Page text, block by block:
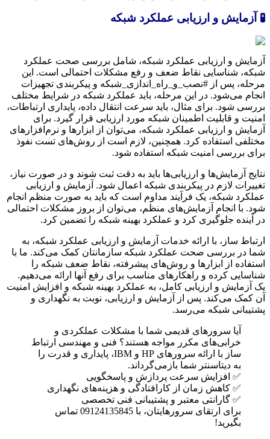
🧪 آزمایش و ارزیابی عملکرد شبکه
آزمایش و ارزیابی عملکرد شبکه، شامل بررسی صحت عملکرد
شبکه، شناسایی نقاط ضعف و رفع مشکلات احتمالی است. این
مرحله، پس از #نصب_و_راه_اندازی_شبکه و پیکربندی تجهیزات
انجام می‌شود. در این مرحله، باید عملکرد شبکه در شرایط مختلف
بررسی شود. برای مثال، باید سرعت انتقال داده، پایداری ارتباطات،
امنیت و قابلیت اطمینان شبکه مورد ارزیابی قرار گیرد. برای
آزمایش و ارزیابی عملکرد شبکه، می‌توان از ابزارها و نرم‌افزارهای
مختلفی استفاده کرد. همچنین، لازم است از روش‌های تست نفوذ
برای بررسی امنیت شبکه استفاده شود.
نتایج آزمایش‌ها و ارزیابی‌ها باید به دقت ثبت شوند و در صورت نیاز،
تغییرات لازم در پیکربندی شبکه اعمال شود. آزمایش و ارزیابی
عملکرد شبکه، یک فرآیند مداوم است که باید به صورت منظم انجام
شود. با انجام آزمایش‌های منظم، می‌توان از بروز مشکلات احتمالی
در آینده جلوگیری کرد و عملکرد بهینه شبکه را تضمین کرد.
ارتباط ساز، با ارائه خدمات آزمایش و ارزیابی عملکرد شبکه، به
شما در بررسی صحت عملکرد شبکه سازمانتان کمک می‌کند. ما با
استفاده از ابزارها و روش‌های پیشرفته، نقاط ضعف شبکه را
شناسایی کرده و راهکارهای مناسب برای رفع آنها ارائه می‌دهیم.
یک آزمایش و ارزیابی کامل، به عملکرد بهینه شبکه و افزایش امنیت
آن کمک می‌کند. پس از آزمایش و ارزیابی، نوبت به نگهداری و
پشتیبانی شبکه می‌رسد.
آیا سرورهای قدیمی شما با مشکلات عملکردی و
خرابی‌های مکرر مواجه هستند؟ فنی و مهندسی ارتباط
ساز با ارائه سرورهای HP و IBM، پایداری و قدرت را
به دیتاسنتر شما بازمی‌گرداند.
✅ افزایش سرعت پردازش و پاسخگویی
✅ کاهش زمان از کارافتادگی و هزینه‌های نگهداری
✅ گارانتی معتبر و پشتیبانی فنی تخصصی
برای ارتقای سرورهایتان، با 09124135845 تماس
بگیرید!